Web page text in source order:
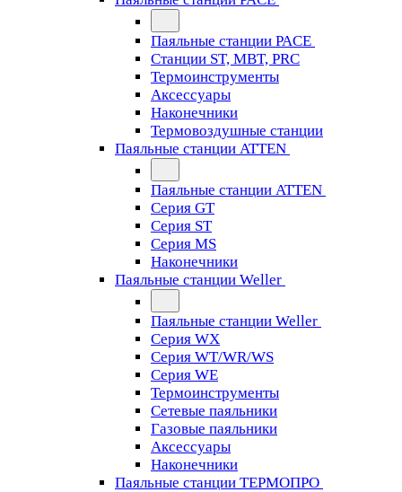
Паяльные станции PACE
Станции ST, MBT, PRC
Термоинструменты
Аксессуары
Наконечники
Термовоздушные станции
Паяльные станции ATTEN
Паяльные станции ATTEN
Серия GT
Серия ST
Серия MS
Наконечники
Паяльные станции Weller
Паяльные станции Weller
Серия WX
Серия WT/WR/WS
Серия WE
Термоинструменты
Сетевые паяльники
Газовые паяльники
Аксессуары
Наконечники
Паяльные станции ТЕРМОПРО